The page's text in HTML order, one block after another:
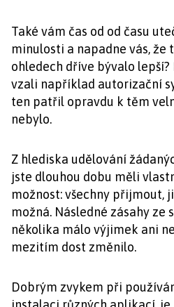
Také vám čas od od času
minulosti a napadne vás, že
ohledech dříve bývalo
vzali například autorizační
ten patřil opravdu k těm
nebylo.
Z hlediska udělování
jste dlouhou dobu měli
možnost: všechny přijmout,
možná. Následné zásahy
několika málo výjimek ani
mezitím dost změnilo.
Dobrým zvykem při